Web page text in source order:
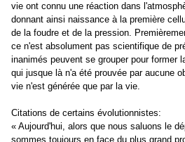
vie ont connu une réaction dans
donnant ainsi naissance à la première
de la foudre et de la pression.
ce n'est absolument pas scientifique de
inanimés peuvent se grouper pour former
qui jusque là n'a été prouvée par aucune
vie n'est générée que par la vie.
Citations de certains évolutionnistes:
« Aujourd'hui, alors que nous saluons le
sommes toujours en face du plus grand